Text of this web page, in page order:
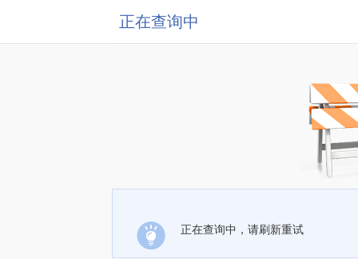
正在查询中
正在查询中，请刷新重试